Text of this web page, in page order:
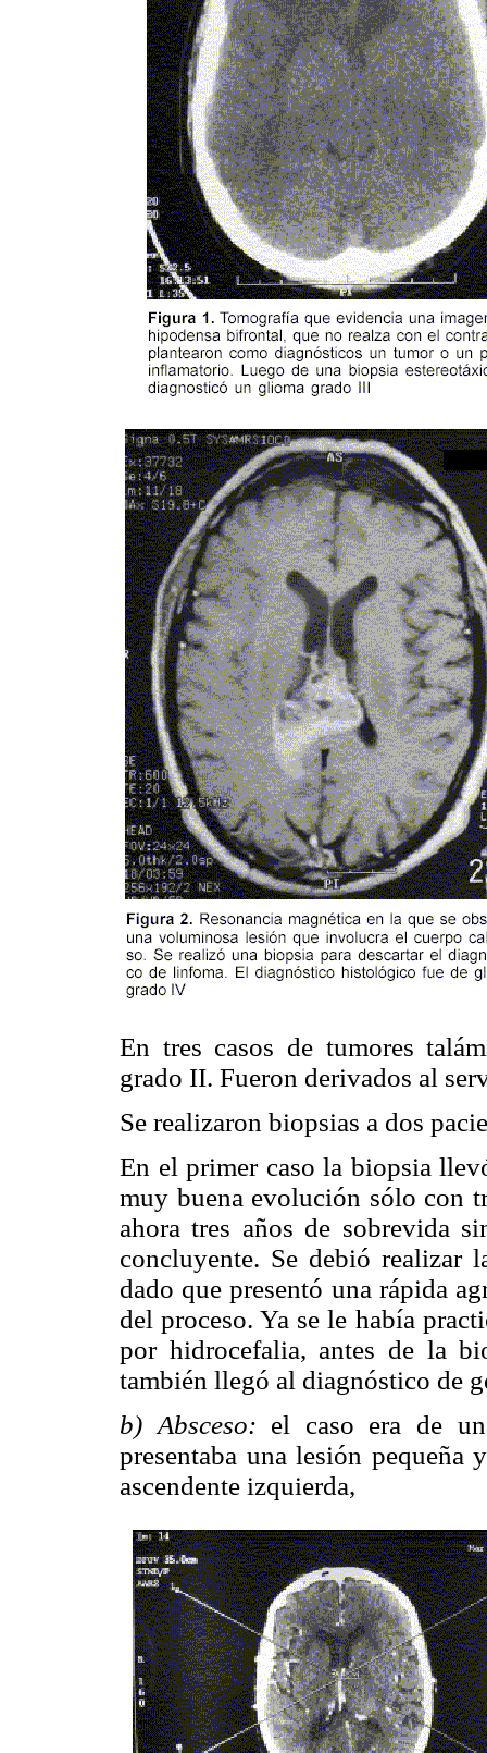
En tres casos de tumores
grado II. Fueron derivados al
Se realizaron biopsias a dos
En el primer caso la biopsia
muy buena evolución sólo con
ahora tres años de sobrevida
concluyente. Se debió realizar
dado que presentó una rápida
del proceso. Ya se le había
por hidrocefalia, antes de la
también llegó al diagnóstico de
b) Absceso: el caso era de
presentaba una lesión
ascendente izquierda,